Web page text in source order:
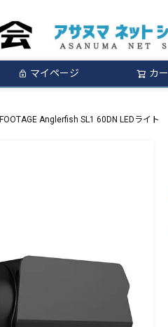
マイページ カ
IFOOTAGE Anglerfish SL1 60DN LEDライト